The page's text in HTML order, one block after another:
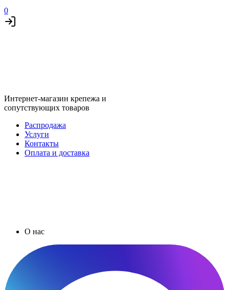
0
Интернет-магазин крепежа и
сопутствующих товаров
Распродажа
Услуги
Контакты
Оплата и доставка
О нас